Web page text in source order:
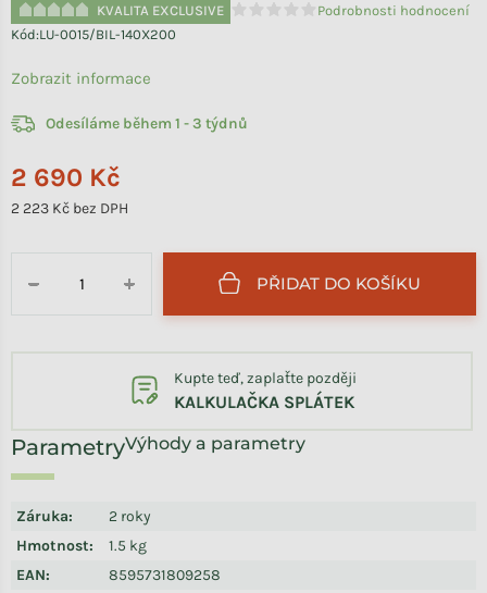
KVALITA EXCLUSIVE
Průměrné hodnocení produktu
Podrobnosti hodnocení
Kód:LU-0015/BIL-140X200
2 690 Kč
2 223 Kč bez DPH
Odesíláme během 1 - 3 týdnů
+
− PŘIDAT DO KOŠÍKU
Výhody a parametry
Záruka:
2 roky
Hmotnost:
1.5 kg
EAN:
8595731809258
Kupte teď, zaplaťte později
KALKULAČKA SPLÁTEK
Zobrazit informace